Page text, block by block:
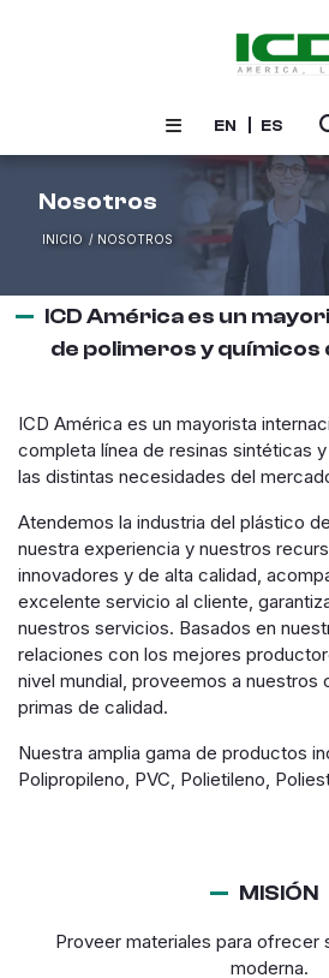
EN ES
Nosotros
INICIO NOSOTROS
ICD América es un
de polimeros y químicos
ICD América es un mayorista
completa línea de resinas sintéticas
las distintas necesidades del
Atendemos la industria del plástico
nuestra experiencia y nuestros
innovadores y de alta calidad,
excelente servicio al cliente,
nuestros servicios. Basados en
relaciones con los mejores
nivel mundial, proveemos a nuestros
primas de calidad.
Nuestra amplia gama de productos
Polipropileno, PVC, Polietileno,
MISIÓN
Proveer materiales para ofrecer
moderna.